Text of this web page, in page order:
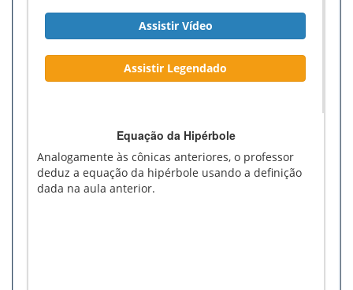
Assistir Vídeo
Assistir Legendado
Equação da Hipérbole
Analogamente às cônicas anteriores, o professor
deduz a equação da hipérbole usando a definição
dada na aula anterior.